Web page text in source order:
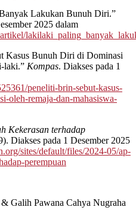
Lakukan Bunuh Diri.”
2025 dalam
Kasus Bunuh Diri di Dominasi
laki.” Kompas. Diakses pada 1
peneliti-brin-sebut-kasus-
oleh-remaja-dan-mahasiswa-
Kekerasan terhadap
Diakses pada 1 Desember 2025
sites/default/files/2024-05/ap-
perempuan
Galih Pawana Cahya Nugraha